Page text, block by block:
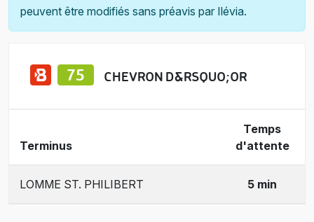
peuvent être modifiés sans préavis par Ilévia.
CHEVRON D&RSQUO;OR
Terminus
Temps
d'attente
LOMME ST. PHILIBERT 5 min